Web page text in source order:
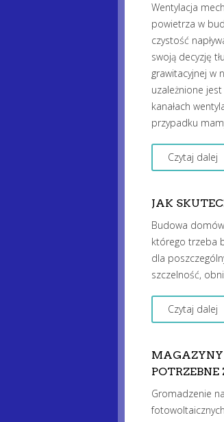
Wentylacja
powietrza w
czystość
swoją decyzję
grawitacyjnej w
uzależnione
kanałach
przypadku
Czytaj dalej
JAK
Budowa
którego trzeba
dla
szczelność,
Czytaj dalej
Gromadzenie